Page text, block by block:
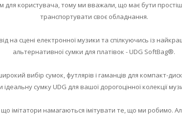
користувача, тому ми вважали, що має бути
транспортувати своє обладнання.
на сцені електронної музики та спілкуючись із
альтернативної сумки для платівок - UDG SoftBag®.
вибір сумок, футлярів і гаманців для компакт-
сумку UDG для вашої дорогоцінної колекції
що імітатори намагаються імітувати те, що ми